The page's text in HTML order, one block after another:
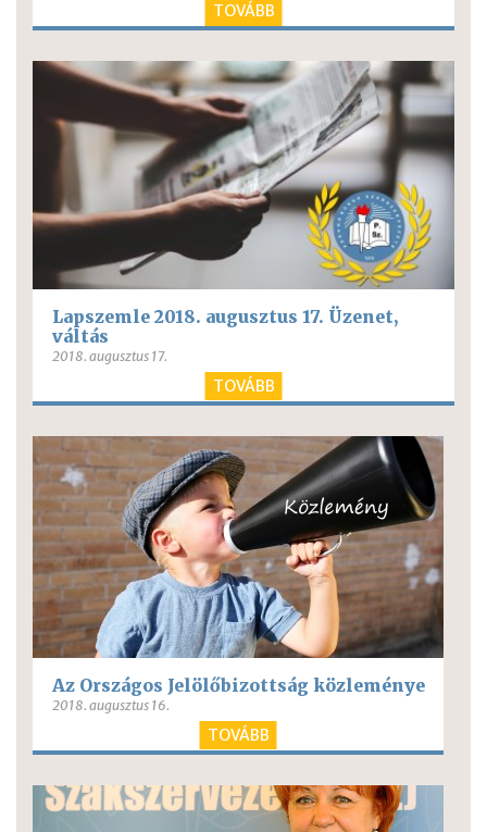
TOVÁBB
Lapszemle 2018. augusztus 17. Üzenet,
váltás
2018. augusztus 17.
TOVÁBB
Az Országos Jelölőbizottság közleménye
2018. augusztus 16.
TOVÁBB